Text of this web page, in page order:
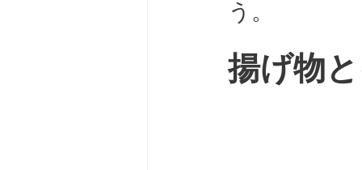
う。
揚げ物